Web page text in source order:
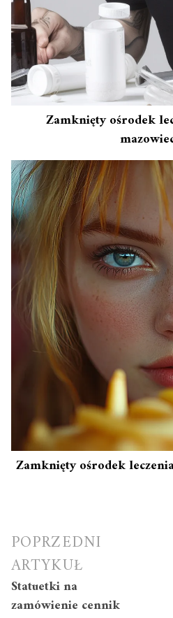
Zamknięty ośrodek
Zamknięty ośrodek
Nawigacja
wpisu
POPRZEDNI
ARTYKUŁ
Statuetki na
zamówienie cennik